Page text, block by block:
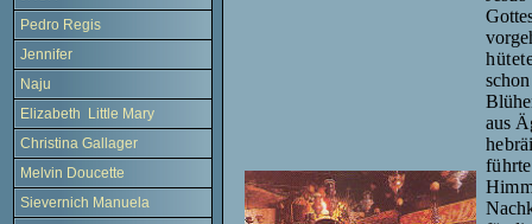
Pedro Regis
Jennifer
Naju
Elizabeth Little Mary
Christina Gallager
Melvin Doucette
Sievernich Manuela
aus